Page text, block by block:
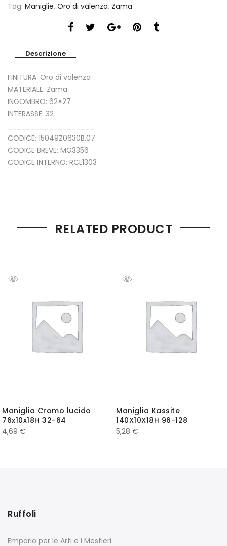
Tag: Maniglie, Oro di valenza, Zama
Descrizione
FINITURA: Oro di valenza
MATERIALE: Zama
INGOMBRO: 62×27
INTERASSE: 32
CODICE: 15049Z0630B.07
CODICE BREVE: MG3356
CODICE INTERNO: RCL1303
RELATED PRODUCT
Maniglia Cromo lucido
76x10x18H 32-64
4,69 €
Maniglia Kassite
140X10X18H 96-128
5,28 €
Ruffoli
Emporio per le Arti e i Mestieri